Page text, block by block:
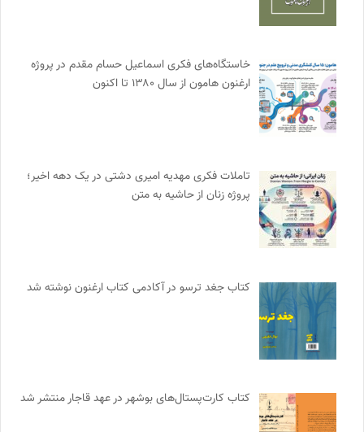
خاستگاه‌های فکری اسماعیل حسام مقدم در پروژه
ارغنون هامون از سال ۱۳۸۰ تا اکنون
تاملات فکری مهدیه امیری دشتی در یک دهه اخیر؛
پروژه زنان از حاشیه به متن
کتاب جغد ترسو در آکادمی کتاب ارغنون نوشته شد
کتاب کارت‌پستال‌های بوشهر در عهد قاجار منتشر شد